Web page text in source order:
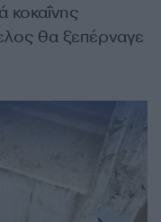
κοκαΐνης
θα ξεπέρναγε